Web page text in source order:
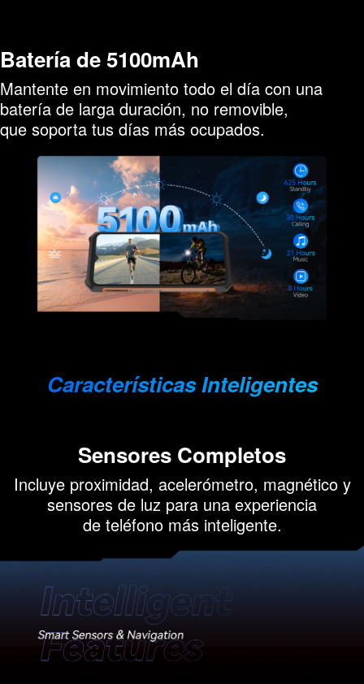
Batería de 5100mAh
Mantente en movimiento todo el día con una
batería de larga duración, no removible,
que soporta tus días más ocupados.
Características Inteligentes
Sensores Completos
Incluye proximidad, acelerómetro, magnético y
sensores de luz para una experiencia
de teléfono más inteligente.